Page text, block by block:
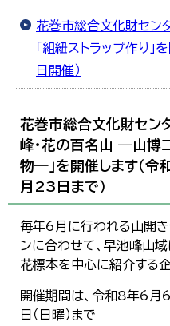
花巻市総合文化財セン
「組紐ストラップ作り
日開催）
花巻市総合文化財セン
峰・花の百名山 ―山博
物―」を開催します（
月23日まで）
毎年6月に行われる山開き
ンに合わせて、早池峰山
花標本を中心に紹介する企
開催期間は、令和8年6月
日（日曜）まで